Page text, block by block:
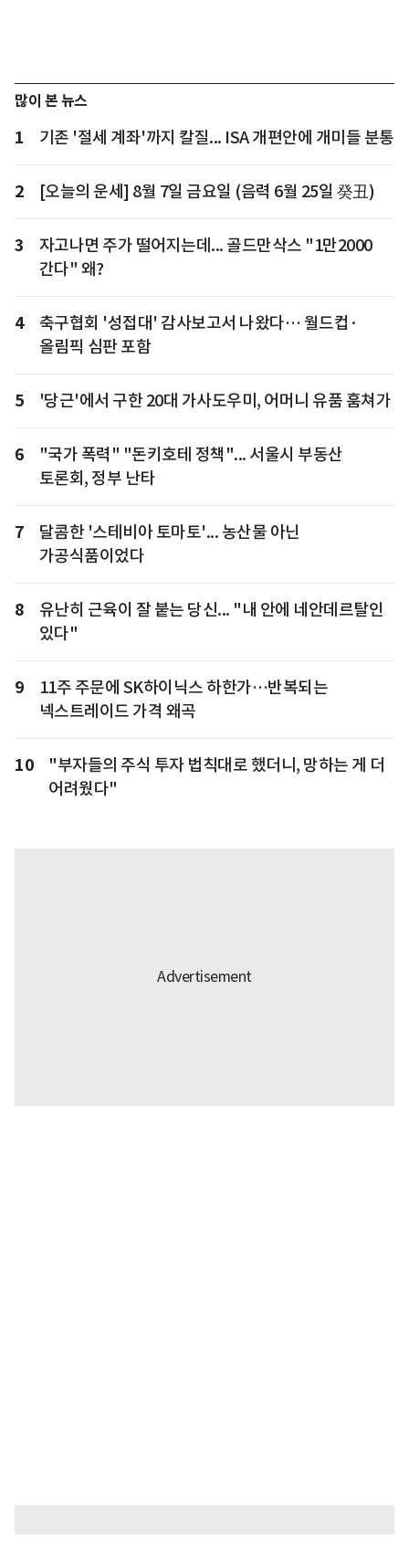
많이 본 뉴스
1 기존 '절세 계좌'까지 칼질... ISA 개편안에 개미들 분통
2 [오늘의 운세] 8월 7일 금요일 (음력 6월 25일 癸丑)
3
자고나면 주가 떨어지는데... 골드만삭스 "1만2000
간다" 왜?
4
축구협회 '성접대' 감사보고서 나왔다… 월드컵·
올림픽 심판 포함
5 '당근'에서 구한 20대 가사도우미, 어머니 유품 훔쳐가
6
"국가 폭력" "돈키호테 정책"... 서울시 부동산
토론회, 정부 난타
7
달콤한 '스테비아 토마토'... 농산물 아닌
가공식품이었다
8
유난히 근육이 잘 붙는 당신... "내 안에 네안데르탈인
있다"
9
11주 주문에 SK하이닉스 하한가…반복되는
넥스트레이드 가격 왜곡
10
"부자들의 주식 투자 법칙대로 했더니, 망하는 게 더
어려웠다"